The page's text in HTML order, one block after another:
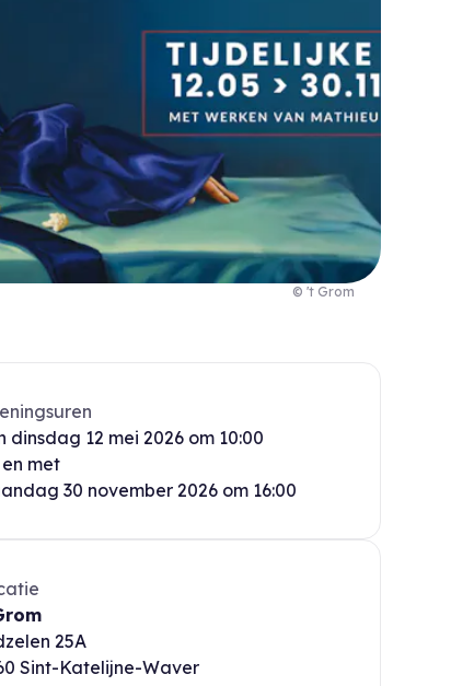
© 't Grom
dinsdag 12 mei 2026 om 10:00
met
30 november 2026 om 16:00
25A
Sint-Katelijne-Waver